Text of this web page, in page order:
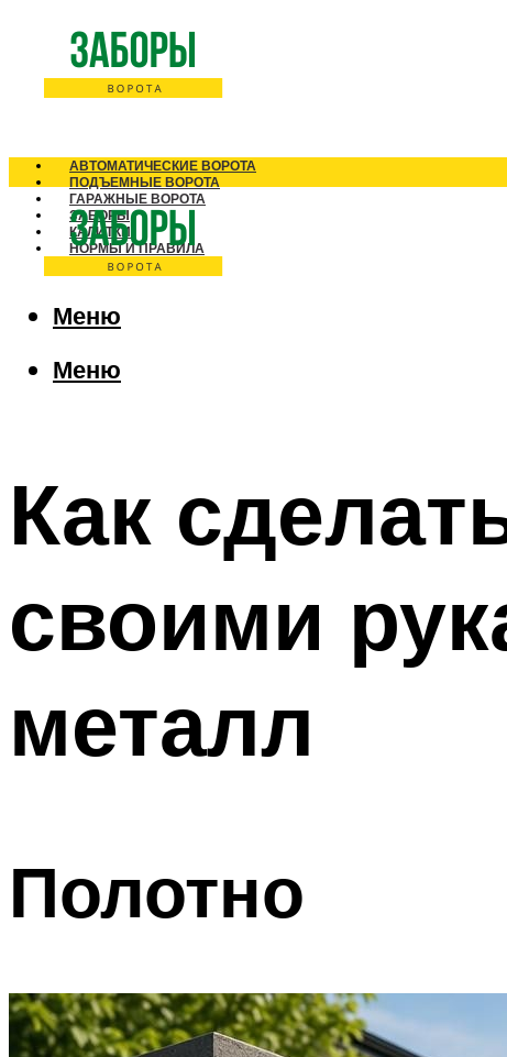
АВТОМАТИЧЕСКИЕ ВОРОТА
ПОДЪЕМНЫЕ ВОРОТА
ГАРАЖНЫЕ ВОРОТА
ЗАБОРЫ
КАЛИТКИ
НОРМЫ И ПРАВИЛА
Меню
Меню
Как
своими
металл
Полотно